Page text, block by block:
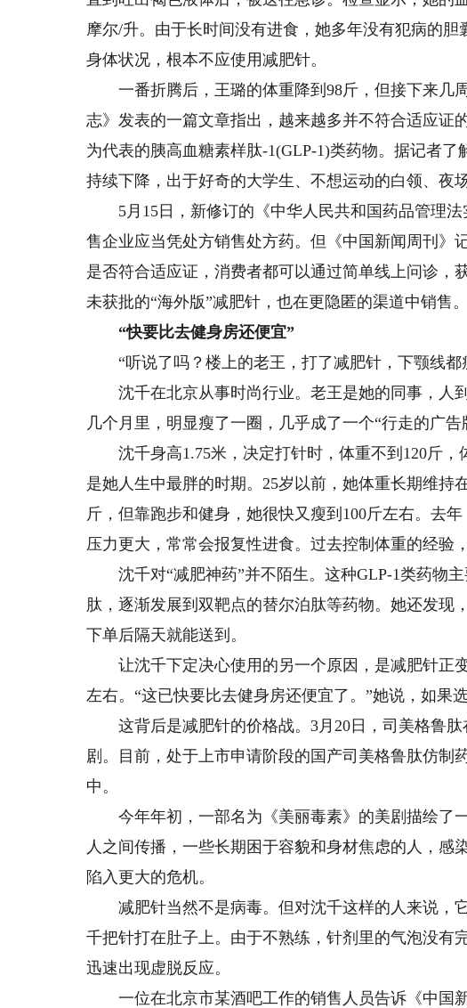
摩尔/升。由于长时间没有进食，她多年没有犯病的
身体状况，根本不应使用减肥针。
一番折腾后，王璐的体重降到98斤，但接下来几
志》发表的一篇文章指出，越来越多并不符合适应证
为代表的胰高血糖素样肽-1(GLP-1)类药物。据记者
持续下降，出于好奇的大学生、不想运动的白领、夜
5月15日，新修订的《中华人民共和国药品管理法
售企业应当凭处方销售处方药。但《中国新闻周刊》
是否符合适应证，消费者都可以通过简单线上问诊，
未获批的“海外版”减肥针，也在更隐匿的渠道中销售。
“快要比去健身房还便宜”
“听说了吗？楼上的老王，打了减肥针，下颚线都
沈千在北京从事时尚行业。老王是她的同事，人
几个月里，明显瘦了一圈，几乎成了一个“行走的广告
沈千身高1.75米，决定打针时，体重不到120斤，
是她人生中最胖的时期。25岁以前，她体重长期维持
斤，但靠跑步和健身，她很快又瘦到100斤左右。去
压力更大，常常会报复性进食。过去控制体重的经验
沈千对“减肥神药”并不陌生。这种GLP-1类药物
肽，逐渐发展到双靶点的替尔泊肽等药物。她还发现
下单后隔天就能送到。
让沈千下定决心使用的另一个原因，是减肥针正
左右。“这已快要比去健身房还便宜了。”她说，如果
这背后是减肥针的价格战。3月20日，司美格鲁肽
剧。目前，处于上市申请阶段的国产司美格鲁肽仿制
中。
今年年初，一部名为《美丽毒素》的美剧描绘了
人之间传播，一些长期困于容貌和身材焦虑的人，感
陷入更大的危机。
减肥针当然不是病毒。但对沈千这样的人来说，
千把针打在肚子上。由于不熟练，针剂里的气泡没有
迅速出现虚脱反应。
一位在北京市某酒吧工作的销售人员告诉《中国